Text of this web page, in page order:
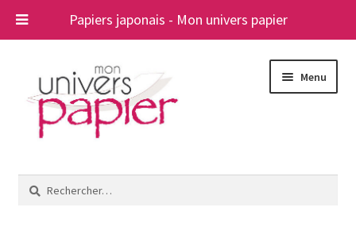
Papiers japonais - Mon univers papier
navigation
contenu
Menu
le
Rechercher :